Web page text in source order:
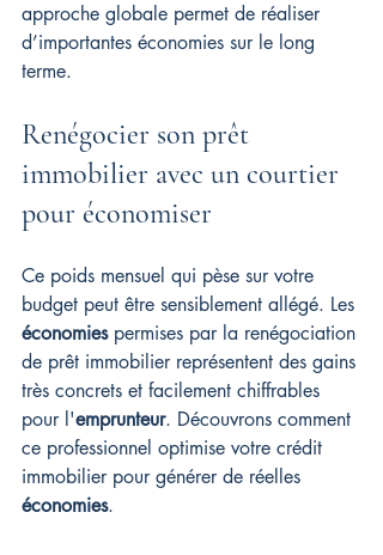
approche globale permet de réaliser
d’importantes économies sur le long
terme.
Renégocier son prêt
immobilier avec un courtier
pour économiser
Ce poids mensuel qui pèse sur votre
budget peut être sensiblement allégé. Les
économies permises par la renégociation
de prêt immobilier représentent des gains
très concrets et facilement chiffrables
pour l'emprunteur. Découvrons comment
ce professionnel optimise votre crédit
immobilier pour générer de réelles
économies.